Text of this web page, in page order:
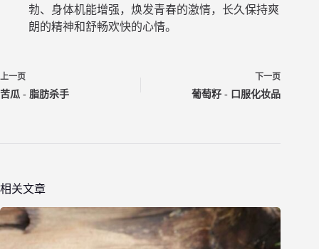
勃、身体机能增强，焕发青春的激情，长久保持爽
朗的精神和舒畅欢快的心情。
上一页
苦瓜 - 脂肪杀手
下一页
葡萄籽 - 口服化妆品
相关文章